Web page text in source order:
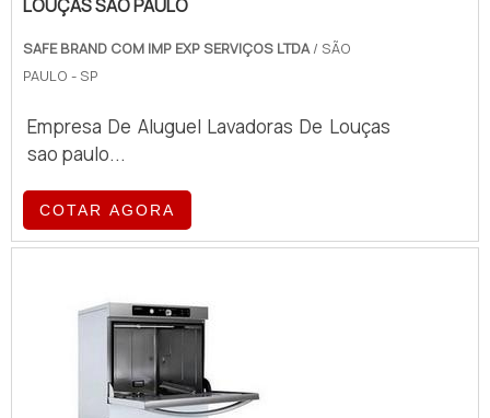
LOUÇAS SAO PAULO
SAFE BRAND COM IMP EXP SERVIÇOS LTDA / SÃO
PAULO - SP
Empresa De Aluguel Lavadoras De Louças
sao paulo...
COTAR AGORA